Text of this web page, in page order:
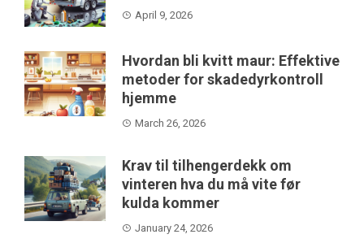
April 9, 2026
Hvordan bli kvitt maur: Effektive
metoder for skadedyrkontroll
hjemme
March 26, 2026
Krav til tilhengerdekk om
vinteren hva du må vite før
kulda kommer
January 24, 2026